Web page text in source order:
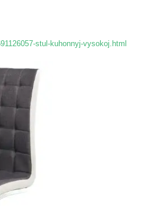
stul-kuhonnyj-vysokoj.html